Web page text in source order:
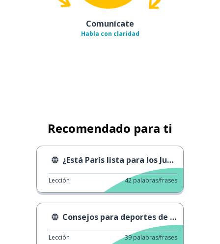
Comunícate
Habla con claridad
Recomendado para ti
¿Está París lista para los Juegos Olímpicos 2024?
Lección 42 palabras/frases
Consejos para deportes de invierno.
Lección 39 palabras/frases